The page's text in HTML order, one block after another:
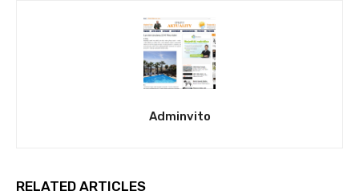
Adminvito
RELATED ARTICLES